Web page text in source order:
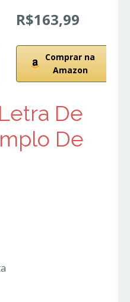
R$163,99
Comprar na
Amazon
De
De